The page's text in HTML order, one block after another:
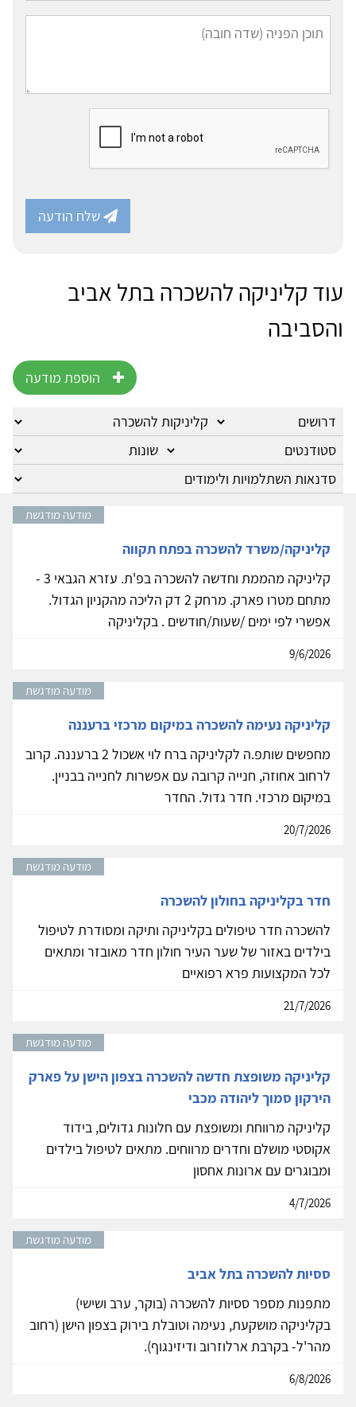
שלח הודעה
עוד קליניקה להשכרה בתל אביב
והסביבה
הוספת מודעה
מודעה מודגשת
קליניקה/משרד להשכרה בפתח תקווה
קליניקה מהממת וחדשה להשכרה בפ'ת. עזרא הגבאי 3 -
מתחם מטרו פארק. מרחק 2 דק הליכה מהקניון הגדול.
אפשרי לפי ימים /שעות/חודשים . בקליניקה
9/6/2026
מודעה מודגשת
קליניקה נעימה להשכרה במיקום מרכזי ברעננה
מחפשים שותפ.ה לקליניקה ברח לוי אשכול 2 ברעננה. קרוב
לרחוב אחוזה, חנייה קרובה עם אפשרות לחנייה בבניין.
במיקום מרכזי. חדר גדול. החדר
20/7/2026
מודעה מודגשת
חדר בקליניקה בחולון להשכרה
להשכרה חדר טיפולים בקליניקה ותיקה ומסודרת לטיפול
בילדים באזור של שער העיר חולון חדר מאובזר ומתאים
לכל המקצועות פרא רפואיים
21/7/2026
מודעה מודגשת
קליניקה משופצת חדשה להשכרה בצפון הישן על פארק
הירקון סמוך ליהודה מכבי
קליניקה מרווחת ומשופצת עם חלונות גדולים, בידוד
אקוסטי מושלם וחדרים מרווחים. מתאים לטיפול בילדים
ומבוגרים עם ארונות אחסון
4/7/2026
מודעה מודגשת
ססיות להשכרה בתל אביב
מתפנות מספר ססיות להשכרה (בוקר, ערב ושישי)
בקליניקה מושקעת, נעימה וטובלת בירוק בצפון הישן (רחוב
מהר'ל- בקרבת ארלוזרוב ודיזינגוף).
6/8/2026